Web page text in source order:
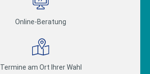
Online-Beratung
Termine am Ort Ihrer Wahl